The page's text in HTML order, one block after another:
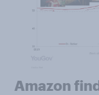
Amazon